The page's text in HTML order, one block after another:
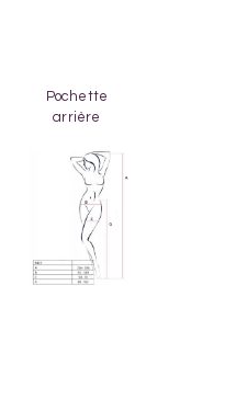
Pochette
arrière